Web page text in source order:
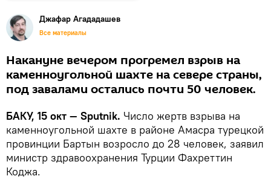
Джафар Агададашев
Все материалы
Накануне вечером прогремел взрыв на
каменноугольной шахте на севере страны,
под завалами остались почти 50 человек.
БАКУ, 15 окт — Sputnik. Число жертв взрыва на
каменноугольной шахте в районе Амасра турецкой
провинции Бартын возросло до 28 человек, заявил
министр здравоохранения Турции Фахреттин
Коджа.